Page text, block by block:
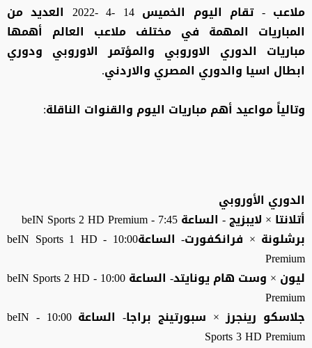
ملاعب - تقام اليوم الخميس 14 -4 -2022 العديد من
المباريات المهمة في مختلف ملاعب العالم أهمها
مباريات الدوري الاوروبي والمؤتمر الاوروبي ودوري
ابطال اسيا والدوري المصري والاردني.
وتالياً مواعيد أهم مباريات اليوم والقنوات الناقلة:
الدوري الأوروبي
أتلانتا × لايبزيج - الساعة 7:45 - beIN Sports 2 HD Premium
برشلونة × فرانكفورت- الساعة10:00 - beIN Sports 1 HD
Premium
ليون × وست هام يونايتد- الساعة 10:00 - beIN Sports 2 HD
Premium
جلاسكو رينجرز × سبورتينج براجا- الساعة 10:00 - beIN
Sports 3 HD Premium